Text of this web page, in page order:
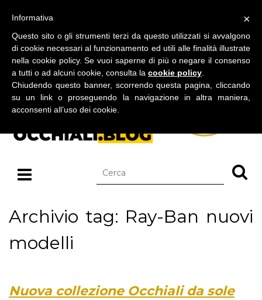
BLOG SU OCCHIALI DA SOLE E OCCHIALI DA VISTA
Archivio tag: Ray-Ban nuovi
modelli
Nuova collezione Occhiali da sole
×
Informativa
Questo sito o gli strumenti terzi da questo utilizzati si avvalgono
di cookie necessari al funzionamento ed utili alle finalità illustrate
nella cookie policy. Se vuoi saperne di più o negare il consenso
a tutti o ad alcuni cookie, consulta la cookie policy
Chiudendo questo banner, scorrendo questa pagina, cliccando
su un link o proseguendo la navigazione in altra maniera,
acconsenti all’uso dei cookie.